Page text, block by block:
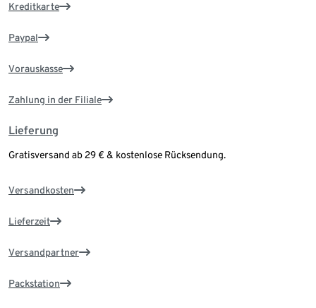
Kreditkarte
Paypal
Vorauskasse
Zahlung in der Filiale
Lieferung
Gratisversand ab 29 € & kostenlose Rücksendung.
Versandkosten
Lieferzeit
Versandpartner
Packstation